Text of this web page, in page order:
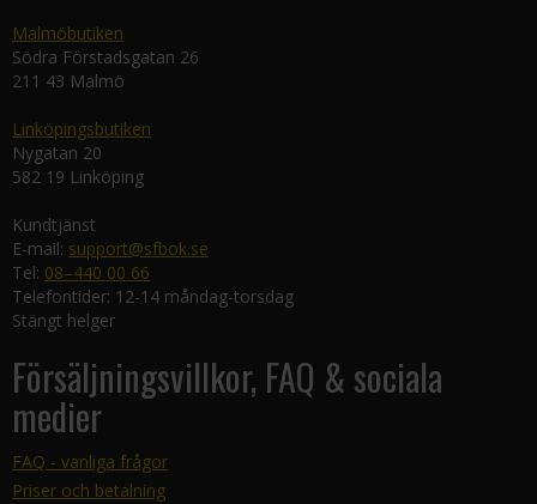
Malmöbutiken
Södra Förstadsgatan 26
211 43 Malmö
Linköpingsbutiken
Nygatan 20
582 19 Linköping
Kundtjänst
E-mail: support@sfbok.se
Tel: 08–440 00 66
Telefontider: 12-14 måndag-torsdag
Stängt helger
Försäljningsvillkor, FAQ & sociala
medier
FAQ - vanliga frågor
Priser och betalning